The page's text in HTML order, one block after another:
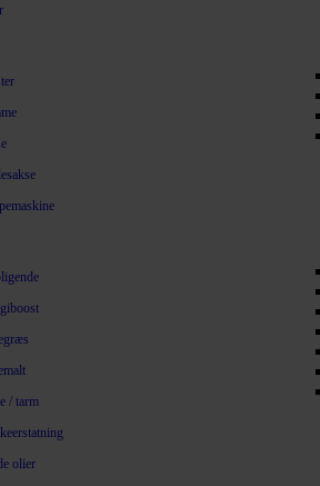
/ tarm
olier